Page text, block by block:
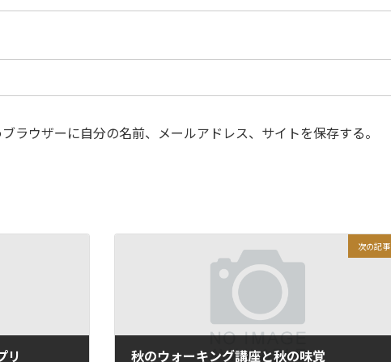
ラウザーに自分の名前、メールアドレス、サイトを保存する。
リ
次の記事
秋のウォーキング講座と秋の味覚